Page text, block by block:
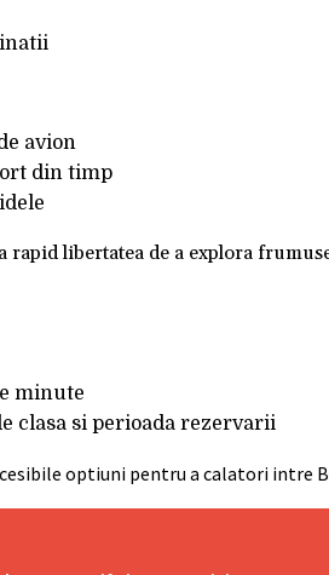
avion
din timp
libertatea de a explora
minute
clasa si perioada rezervarii
optiuni pentru a calatori intre